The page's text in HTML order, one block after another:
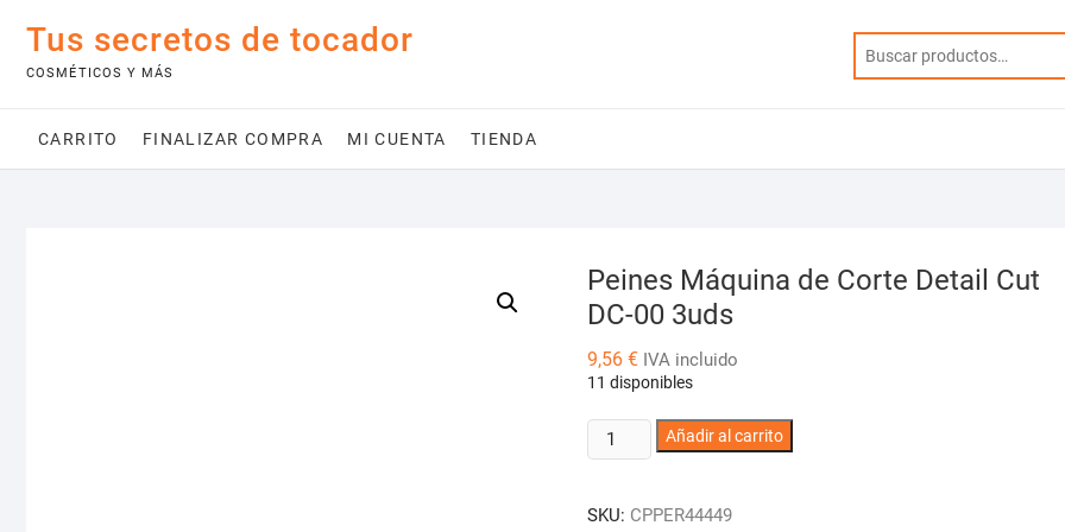
contenido
Tus secretos de tocador
COSMÉTICOS Y MÁS
CARRITO FINALIZAR COMPRA MI CUENTA TIENDA
Peines Máquina de Corte Detail Cut
DC-00 3uds
9,56 € IVA incluido
11 disponibles
Peines
Máquina
Corte
Añadir al carrito
SKU: CPPER44449